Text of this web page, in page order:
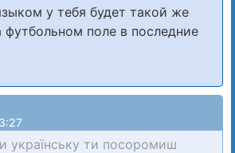
у тебя будет такой же
футбольном поле в последние
українську ти посоромиш